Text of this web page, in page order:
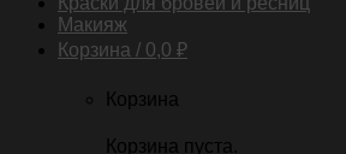
Макияж
Корзина / 0,0 ₽
Корзина
Корзина пуста.